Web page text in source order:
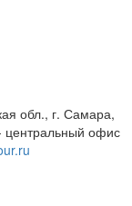
обл., г. Самара,
центральный офис